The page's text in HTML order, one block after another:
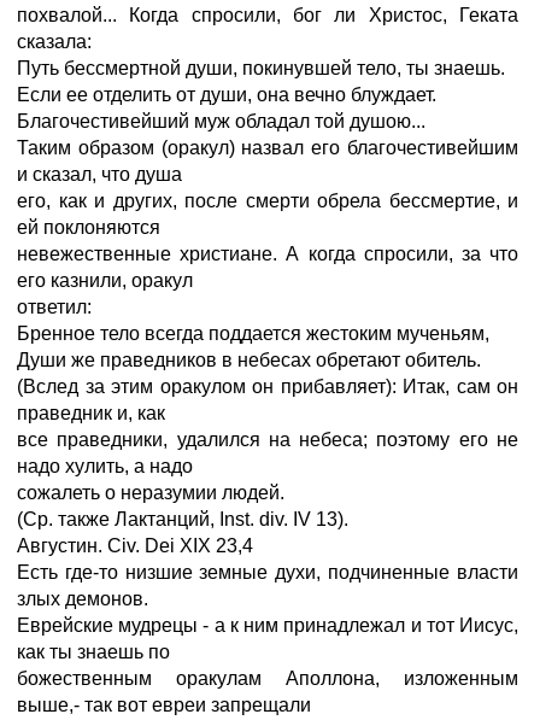
похвалой... Когда спросили, бог ли Христос, Геката
сказала:
Путь бессмертной души, покинувшей тело, ты знаешь.
Если ее отделить от души, она вечно блуждает.
Благочестивейший муж обладал той душою...
Таким образом (оракул) назвал его благочестивейшим
и сказал, что душа
его, как и других, после смерти обрела бессмертие, и
ей поклоняются
невежественные христиане. А когда спросили, за что
его казнили, оракул
ответил:
Бренное тело всегда поддается жестоким мученьям,
Души же праведников в небесах обретают обитель.
(Вслед за этим оракулом он прибавляет): Итак, сам он
праведник и, как
все праведники, удалился на небеса; поэтому его не
надо хулить, а надо
сожалеть о неразумии людей.
(Ср. также Лактанций, Inst. div. IV 13).
Августин. Civ. Dei XIX 23,4
Есть где-то низшие земные духи, подчиненные власти
злых демонов.
Еврейские мудрецы - а к ним принадлежал и тот Иисус,
как ты знаешь по
божественным оракулам Аполлона, изложенным
выше,- так вот евреи запрещали